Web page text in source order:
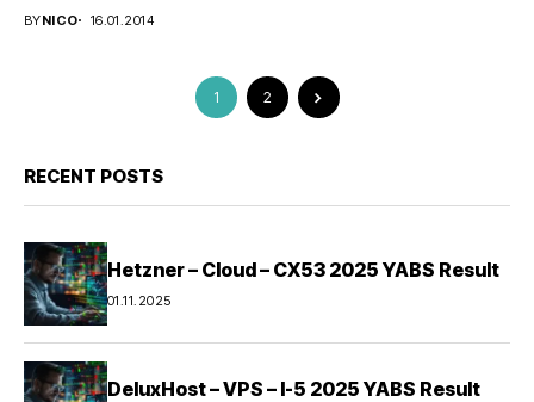
BYNICO 16.01.2014
1 2
RECENT POSTS
Hetzner – Cloud – CX53 2025 YABS Result
01.11.2025
DeluxHost – VPS – I-5 2025 YABS Result